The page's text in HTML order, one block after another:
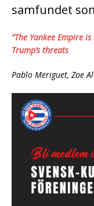
samfundet
“The Yankee Empire
Trump’s threats
Pablo Meriguet, Zoe